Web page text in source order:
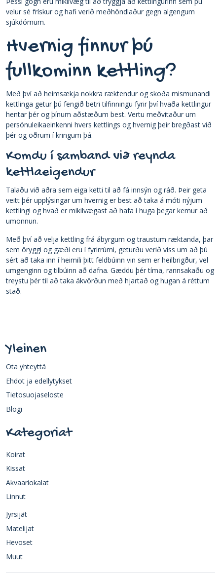
velur sé frískur og hafi verið meðhöndlaður gegn algengum
sjúkdómum.
Hvernig finnur þú
fullkominn kettling?
Með því að heimsækja nokkra ræktendur og skoða mismunandi
kettlinga getur þú fengið betri tilfinningu fyrir því hvaða kettlingur
hentar þér og þínum aðstæðum best. Vertu meðvitaður um
persónuleikaeinkenni hvers kettlings og hvernig þeir bregðast við
þér og öðrum í kringum þá.
Komdu í samband við reynda
kettlaeigendur
Talaðu við aðra sem eiga ketti til að fá innsýn og ráð. Þeir geta
veitt þér upplýsingar um hvernig er best að taka á móti nýjum
kettlingi og hvað er mikilvægast að hafa í huga þegar kemur að
umönnun.
Með því að velja kettling frá ábyrgum og traustum ræktanda, þar
sem öryggi og gæði eru í fyrirrúmi, geturðu verið viss um að þú
sért að taka inn í heimili þitt feldbúinn vin sem er heilbrigður, vel
umgenginn og tilbúinn að dafna. Gæddu þér tíma, rannsakaðu og
treystu þér til að taka ákvörðun með hjartað og hugan á réttum
stað.
Yleinen
Ota yhteyttä
Ehdot ja edellytykset
Tietosuojaseloste
Blogi
Kategoriat
Koirat
Kissat
Akvaariokalat
Linnut
Jyrsijät
Matelijat
Hevoset
Muut